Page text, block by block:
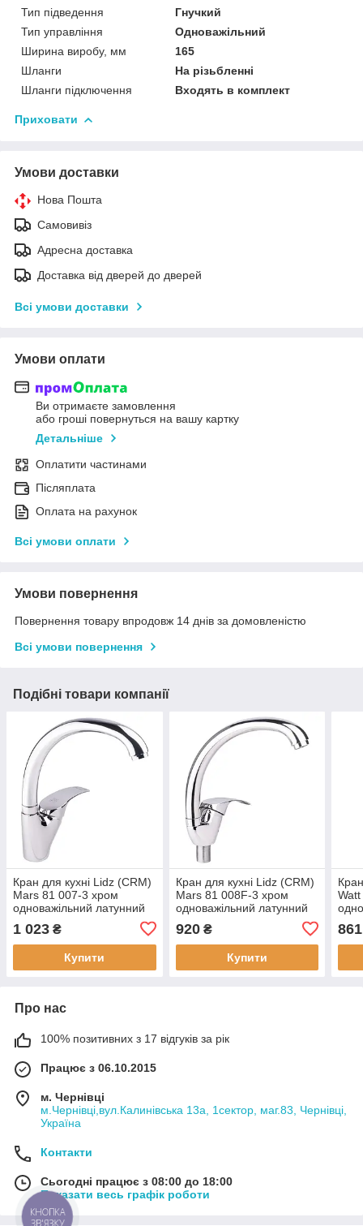
Тип підведення
Гнучкий
Тип управління
Одноважільний
Ширина виробу, мм
165
Шланги
На різьбленні
Шланги підключення
Входять в комплект
Приховати
Умови доставки
Нова Пошта
Самовивіз
Адресна доставка
Доставка від дверей до дверей
Всі умови доставки
Умови оплати
Ви отримаєте замовлення
або гроші повернуться на вашу картку
Детальніше
Оплатити частинами
Післяплата
Оплата на рахунок
Всі умови оплати
Умови повернення
Повернення товару впродовж 14 днів за домовленістю
Всі умови повернення
Подібні товари компанії
Кран для кухні Lidz (CRM)
Mars 81 007-3 хром
одноважільний латунний
1 023 ₴
Купити
Кран для кухні Lidz (CRM)
Mars 81 008F-3 хром
одноважільний латунний
920₴
Купити
861
Про нас
100% позитивних з 17 відгуків за рік
Працює з 06.10.2015
м. Чернівці
м.Чернівці,вул.Калинівська 13а, 1сектор, маг.83, Чернівці,
Україна
Контакти
Сьогодні працює з 08:00 до 18:00
Показати весь графік роботи
КНОПКА
ЗВ'ЯЗКУ